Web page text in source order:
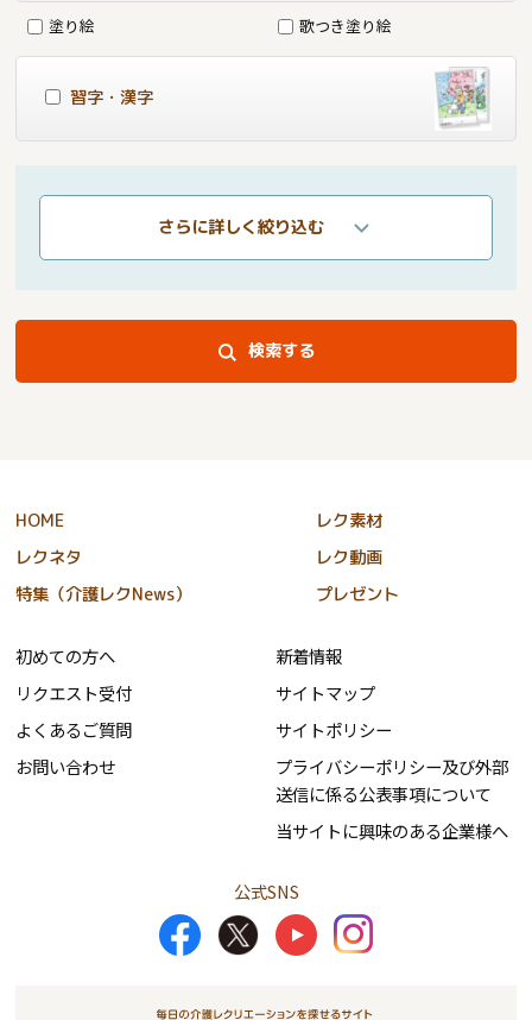
塗り絵 歌つき塗り絵
習字・漢字
さらに詳しく絞り込む
検索する
HOME
レク素材
レクネタ
レク動画
特集（介護レクNews）
プレゼント
初めての方へ
リクエスト受付
よくあるご質問
お問い合わせ
新着情報
サイトマップ
サイトポリシー
プライバシーポリシー及び外部
送信に係る公表事項について
当サイトに興味のある企業様へ
公式SNS